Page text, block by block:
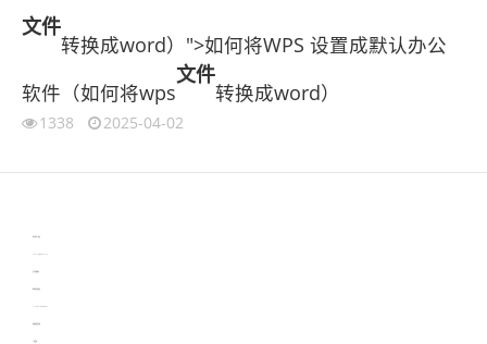
文件
转换成word）">如何将WPS 设置成默认办公
软件（如何将wps
文件
转换成word）
1338 2025-04-02